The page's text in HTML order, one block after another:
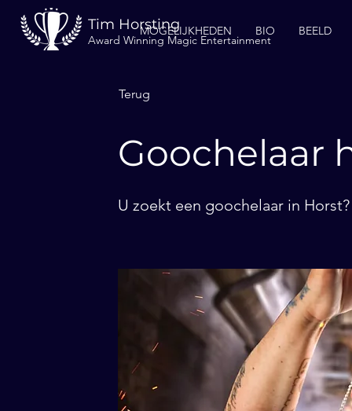
Tim Horsting
Award Winning Magic Entertainment
MOGELIJKHEDEN BIO BEELD
Terug
Goochelaar
U zoekt een goochelaar in